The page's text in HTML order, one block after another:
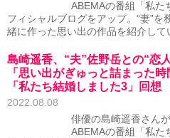
ABEMAの番組「私た
フィシャルブログをアップ。“妻”
緒に作った思い出の作品を紹介して
島崎遥香、“夫”佐野岳との“恋
「思い出がぎゅっと詰まった
「私たち結婚しました3」回想
2022.08.08
俳優の島崎遥香さん
ABEMAの番組「私た